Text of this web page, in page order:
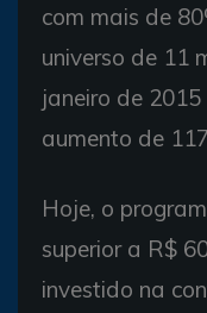
com mais de
universo de 11
janeiro de
aumento de
Hoje, o
superior a R$
investido na